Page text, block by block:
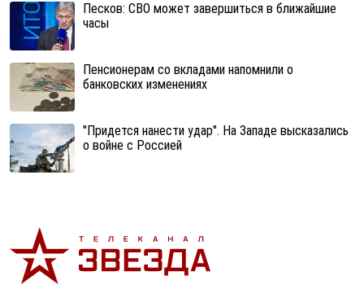
Песков: СВО может завершиться в ближайшие
часы
Пенсионерам со вкладами напомнили о
банковских изменениях
"Придется нанести удар". На Западе высказались
о войне с Россией